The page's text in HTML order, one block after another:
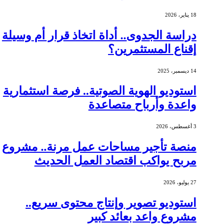
18 يناير، 2026
دراسة الجدوى.. أداة اتخاذ قرار أم وسيلة
إقناع المستثمرين؟
14 ديسمبر، 2025
استوديو الهوية الصوتية.. فرصة استثمارية
واعدة وأرباح متصاعدة
3 أغسطس، 2026
منصة تأجير مساحات عمل مرنة.. مشروع
مربح يواكب اقتصاد العمل الحديث
27 يوليو، 2026
استوديو تصوير وإنتاج محتوى سريع..
مشروع واعد بعائد كبير